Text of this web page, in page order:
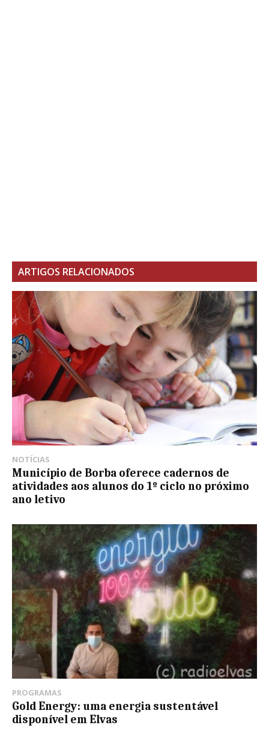
ARTIGOS RELACIONADOS
NOTÍCIAS
Município de Borba oferece cadernos de
atividades aos alunos do 1º ciclo no próximo
ano letivo
PROGRAMAS
Gold Energy: uma energia sustentável
disponível em Elvas